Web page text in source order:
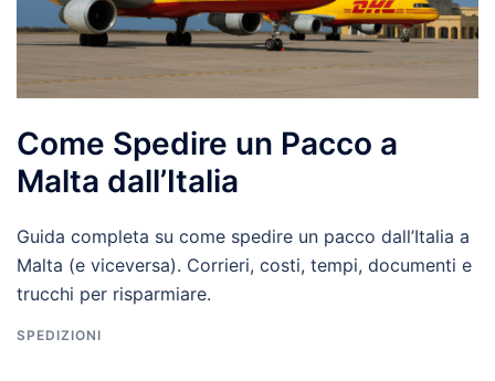
Come Spedire un Pacco a
Malta dall’Italia
Guida completa su come spedire un pacco dall’Italia a
Malta (e viceversa). Corrieri, costi, tempi, documenti e
trucchi per risparmiare.
SPEDIZIONI